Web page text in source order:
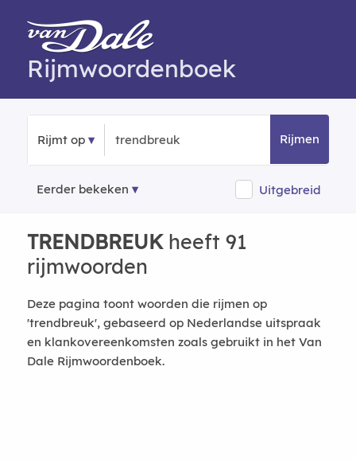
Rijmwoordenboek
Rijmt op Rijmen
Eerder bekeken Uitgebreid
TRENDBREUKheeft 91
rijmwoorden
Deze pagina toont woorden die rijmen op
'trendbreuk', gebaseerd op Nederlandse uitspraak
en klankovereenkomsten zoals gebruikt in het Van
Dale Rijmwoordenboek.